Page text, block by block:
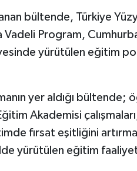
bültende, Türkiye
Program,
yürütülen eğitim
yer aldığı bültende;
Akademisi
fırsat eşitliğini
yürütülen eğitim